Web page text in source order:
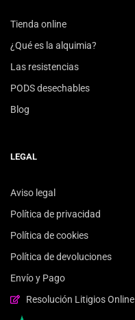
Tienda online
¿Qué es la alquimia?
Las resistencias
PODS desechables
Blog
LEGAL
Aviso legal
Política de privacidad
Política de cookies
Política de devoluciones
Envío y Pago
Resolución Litigios Online